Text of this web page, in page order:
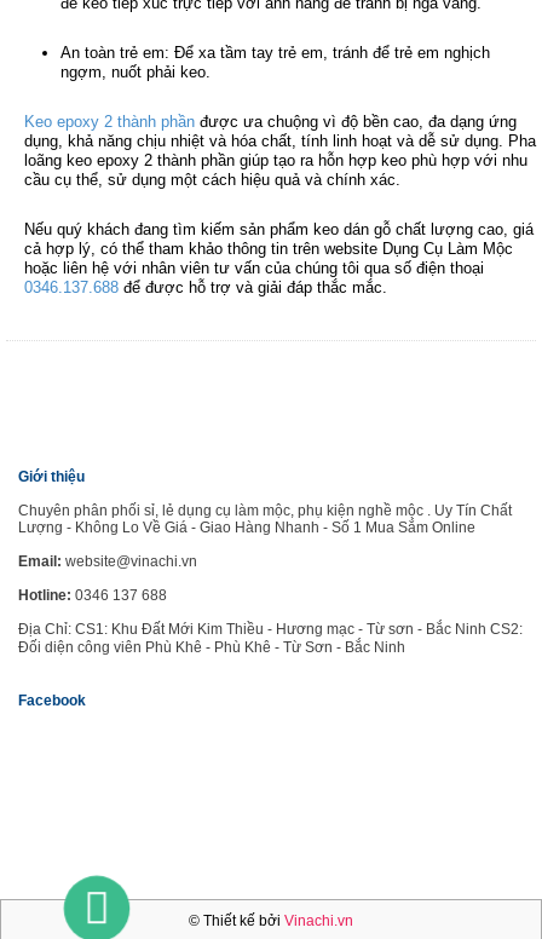
An toàn trẻ em: Để xa tầm tay trẻ em, tránh để trẻ em nghịch
ngợm, nuốt phải keo.
Keo epoxy 2 thành phần được ưa chuộng vì độ bền cao, đa dạng ứng
dụng, khả năng chịu nhiệt và hóa chất, tính linh hoạt và dễ sử dụng. Pha
loãng keo epoxy 2 thành phần giúp tạo ra hỗn hợp keo phù hợp với nhu
cầu cụ thể, sử dụng một cách hiệu quả và chính xác.
Nếu quý khách đang tìm kiếm sản phẩm keo dán gỗ chất lượng cao, giá
cả hợp lý, có thể tham khảo thông tin trên website Dụng Cụ Làm Mộc
hoặc liên hệ với nhân viên tư vấn của chúng tôi qua số điện thoại
0346.137.688 để được hỗ trợ và giải đáp thắc mắc.
Giới thiệu
Chuyên phân phối sỉ, lẻ dụng cụ làm mộc, phụ kiện nghề mộc . Uy Tín Chất
Lượng - Không Lo Về Giá - Giao Hàng Nhanh - Số 1 Mua Sắm Online
Email: website@vinachi.vn
Hotline: 0346 137 688
Địa Chỉ: CS1: Khu Đất Mới Kim Thiều - Hương mạc - Từ sơn - Bắc Ninh CS2:
Đối diện công viên Phù Khê - Phù Khê - Từ Sơn - Bắc Ninh
Facebook
© Thiết kế bởi Vinachi.vn
GỌI